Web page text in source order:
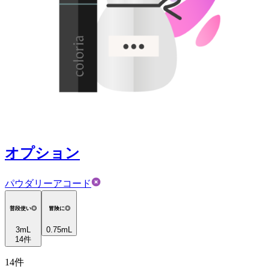
オプション
パウダリーアコード
普段使い◎
3mL
14件
冒険に◎
0.75mL
14件